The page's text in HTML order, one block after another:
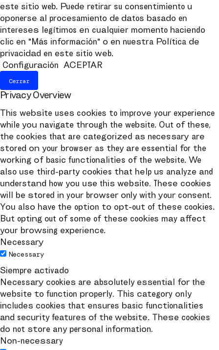
este sitio web. Puede retirar su consentimiento u
oponerse al procesamiento de datos basado en
intereses legítimos en cualquier momento haciendo
clic en "Más información" o en nuestra Política de
privacidad en este sitio web.
Configuración
ACEPTAR
Cerrar
Privacy Overview
This website uses cookies to improve your experience
while you navigate through the website. Out of these,
the cookies that are categorized as necessary are
stored on your browser as they are essential for the
working of basic functionalities of the website. We
also use third-party cookies that help us analyze and
understand how you use this website. These cookies
will be stored in your browser only with your consent.
You also have the option to opt-out of these cookies.
But opting out of some of these cookies may affect
your browsing experience.
Necessary
Necessary
Siempre activado
Necessary cookies are absolutely essential for the
website to function properly. This category only
includes cookies that ensures basic functionalities
and security features of the website. These cookies
do not store any personal information.
Non-necessary